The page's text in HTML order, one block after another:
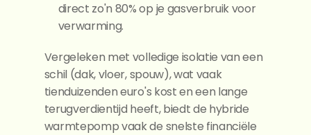
direct zo'n 80% op je gasverbruik voor
verwarming.
Vergeleken met volledige isolatie van een
schil (dak, vloer, spouw), wat vaak
tienduizenden euro's kost en een lange
terugverdientijd heeft, biedt de hybride
warmtepomp vaak de snelste financiële